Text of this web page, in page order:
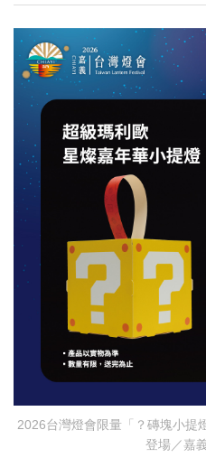
2026台灣燈會限量「？磚塊小提
登場／嘉